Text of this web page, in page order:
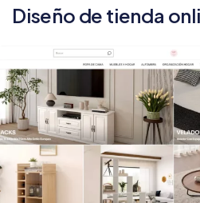
Diseño de tienda